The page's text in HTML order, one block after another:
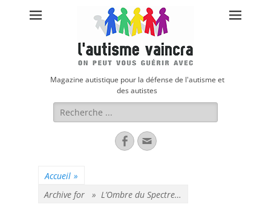
Magazine autistique pour la défense de l'autisme et
des autistes
Rechercher :
FacebookAdresse
de
Accueil »
Archive for » L’Ombre du Spectre…